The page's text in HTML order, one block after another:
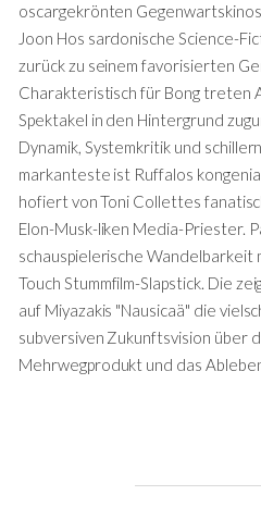
oscargekrönten
Joon Hos sardonische Science-
zurück zu seinem favorisierten
Charakteristisch für Bong treten
Spektakel in den Hintergrund
Dynamik, Systemkritik und
markanteste ist Ruffalos
hofiert von Toni Collettes
Elon-Musk-liken Media-Priester.
schauspielerische Wandelbarkeit
Touch Stummfilm-Slapstick. Die
auf Miyazakis "Nausicaä" die
subversiven Zukunftsvision über
Mehrwegprodukt und das